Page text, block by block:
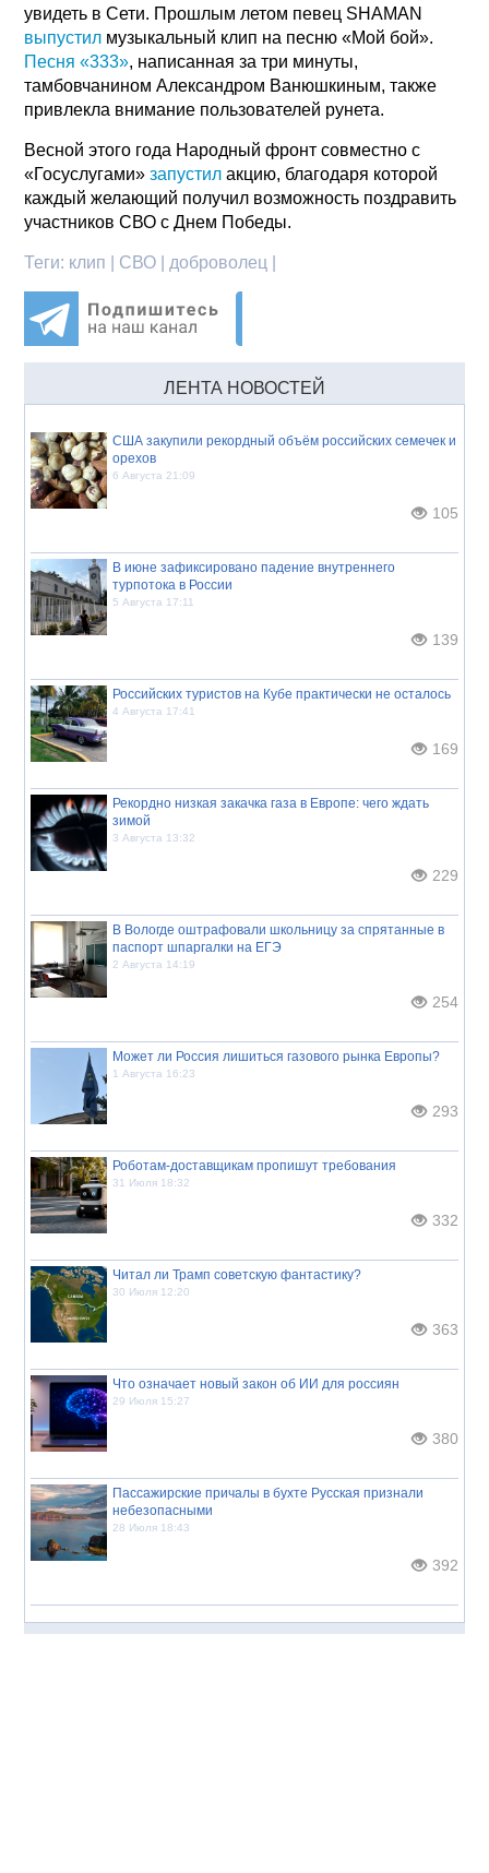
увидеть в Сети. Прошлым летом певец SHAMAN
выпустил музыкальный клип на песню «Мой бой».
Песня «333», написанная за три минуты,
тамбовчанином Александром Ванюшкиным, также
привлекла внимание пользователей рунета.
Весной этого года Народный фронт совместно с
«Госуслугами»запустил акцию, благодаря которой
каждый желающий получил возможность поздравить
участников СВО с Днем Победы.
Теги: клип | СВО | доброволец |
ЛЕНТА НОВОСТЕЙ
США закупили рекордный объём российских семечек и
орехов
6 Августа 21:09
105
В июне зафиксировано падение внутреннего
турпотока в России
5 Августа 17:11
139
Российских туристов на Кубе практически не осталось
4 Августа 17:41
169
Рекордно низкая закачка газа в Европе: чего ждать
зимой
3 Августа 13:32
229
В Вологде оштрафовали школьницу за спрятанные в
паспорт шпаргалки на ЕГЭ
2 Августа 14:19
254
Может ли Россия лишиться газового рынка Европы?
1 Августа 16:23
293
Роботам-доставщикам пропишут требования
31 Июля 18:32
332
Читал ли Трамп советскую фантастику?
30 Июля 12:20
363
Что означает новый закон об ИИ для россиян
29 Июля 15:27
380
Пассажирские причалы в бухте Русская признали
небезопасными
28 Июля 18:43
392